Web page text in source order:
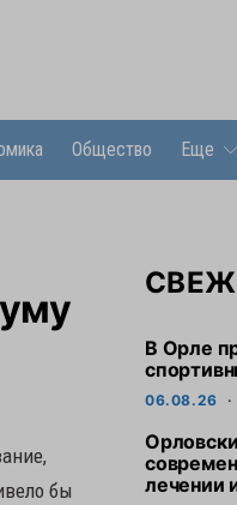
Общество Еще
бы
В Орле
06.08.26
лечении